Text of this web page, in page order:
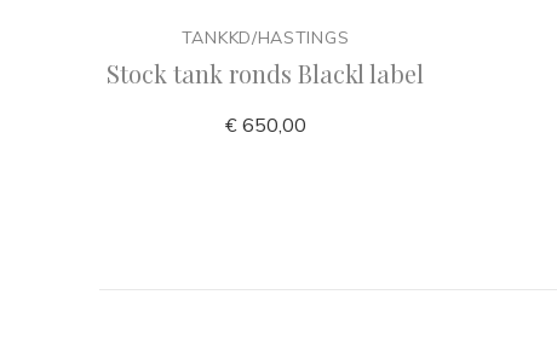
TANKKD/HASTINGS
Stock tank ronds Blackl label
€ 650,00